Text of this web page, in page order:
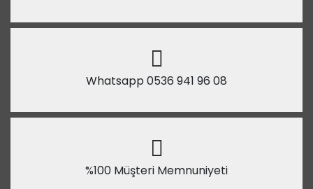
Whatsapp 0536 941 96 08
%100 Müşteri Memnuniyeti